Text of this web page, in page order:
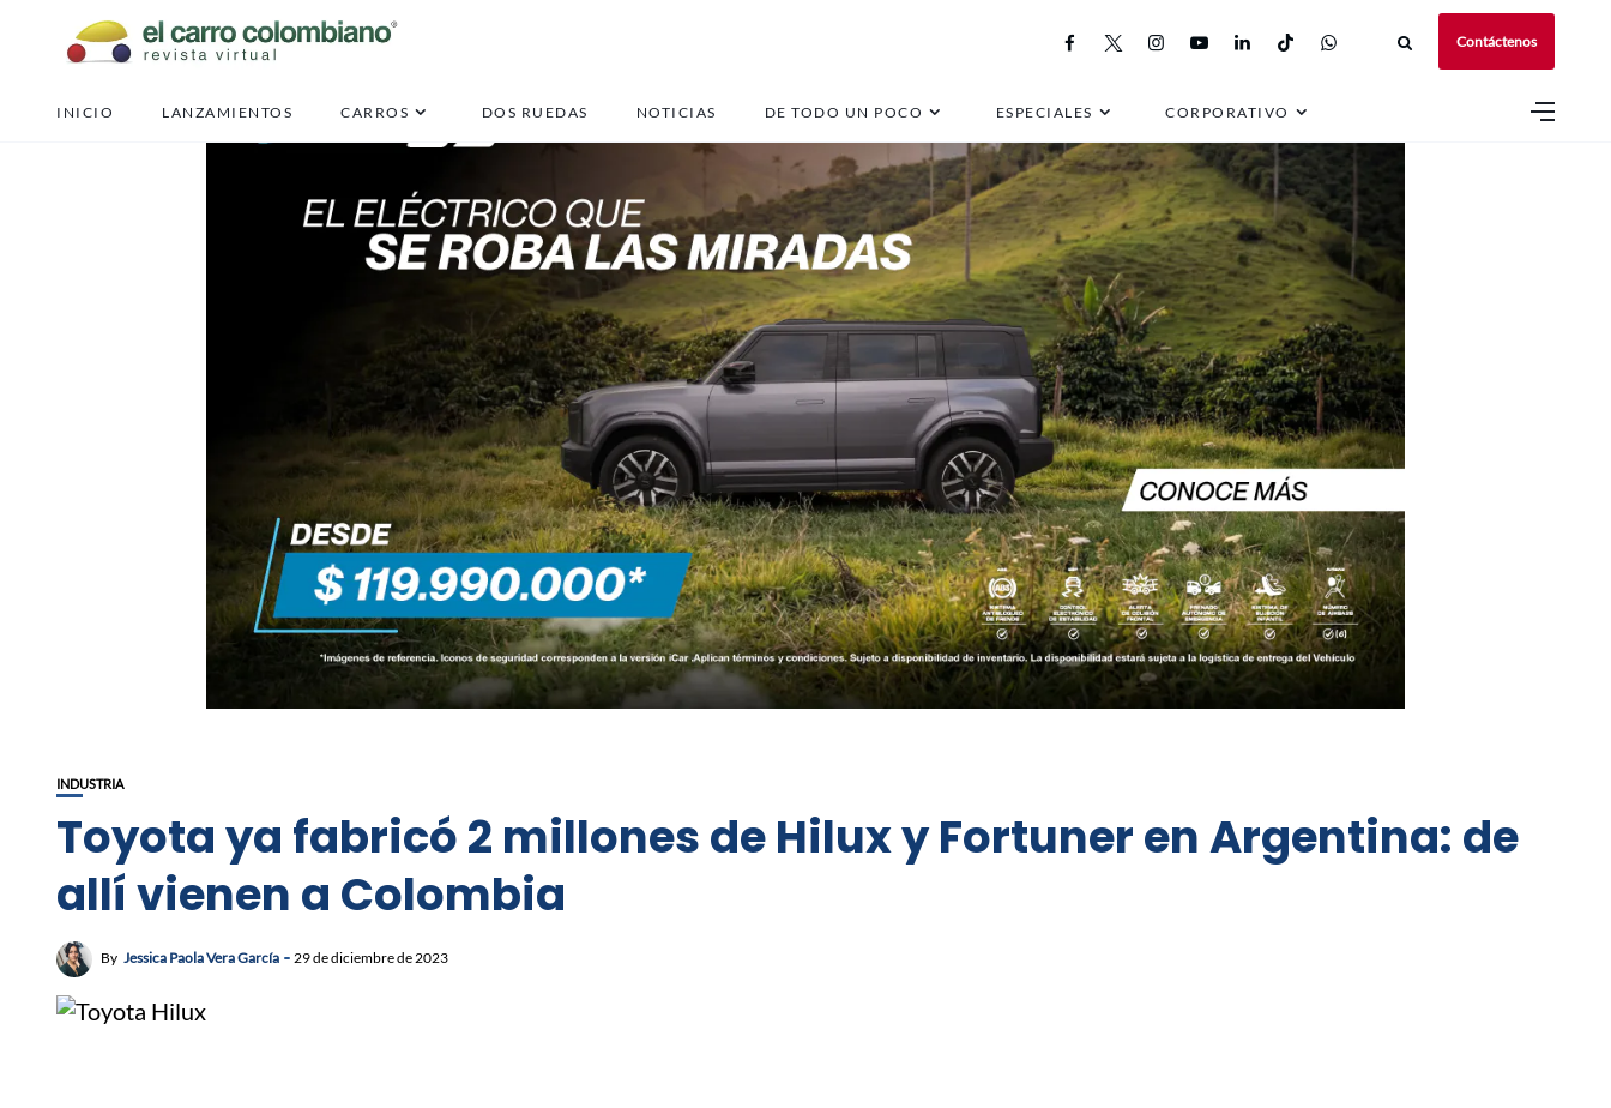
Contáctenos
INICIO LANZAMIENTOS CARROS DOS RUEDAS NOTICIAS DE TODO UN POCO ESPECIALES CORPORATIVO
INDUSTRIA
Toyota ya fabricó 2 millones de Hilux y Fortuner en Argentina: de
allí vienen a Colombia
By Jessica Paola Vera García 29 de diciembre de 2023